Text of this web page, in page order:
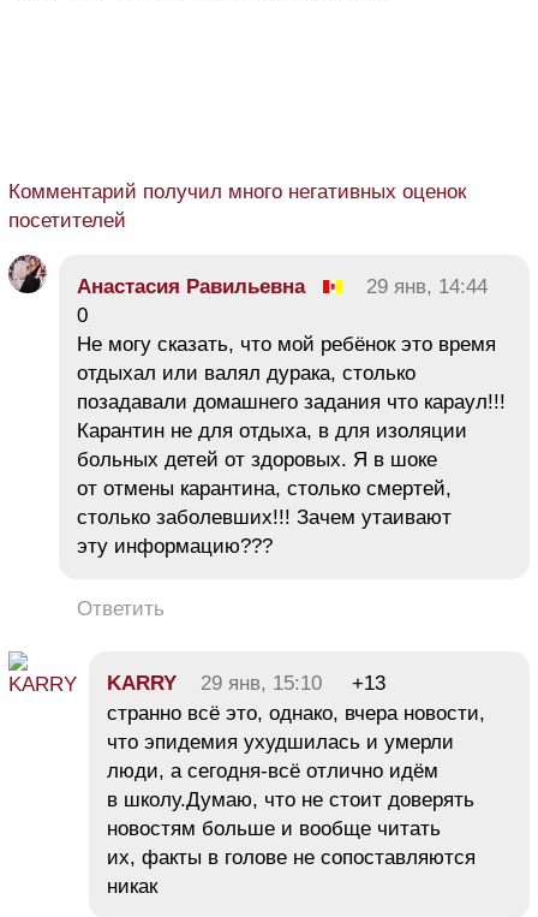
Комментарий получил много негативных оценок
посетителей
Анастасия Равильевна
29 янв, 14:44
0
Не могу сказать, что мой ребёнок это время
отдыхал или валял дурака, столько
позадавали домашнего задания что караул!!!
Карантин не для отдыха, в для изоляции
больных детей от здоровых. Я в шоке
от отмены карантина, столько смертей,
столько заболевших!!! Зачем утаивают
эту информацию???
Ответить
KARRY 29 янв, 15:10
+13
странно всё это, однако, вчера новости,
что эпидемия ухудшилась и умерли
люди, а сегодня-всё отлично идём
в школу.Думаю, что не стоит доверять
новостям больше и вообще читать
их, факты в голове не сопоставляются
никак